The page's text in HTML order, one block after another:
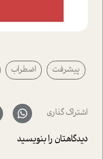
علیخواه، جامعه
از دریچه های
پیرامون آن آشنا
رفته ایم که
حمیدرضا
سر نهاده است و
با رکاب زدن در
حمایت از
است.فصل روایت
پیشرفت اضطراب
اشتراک گذاری
دیدگاهتان را بنویسید